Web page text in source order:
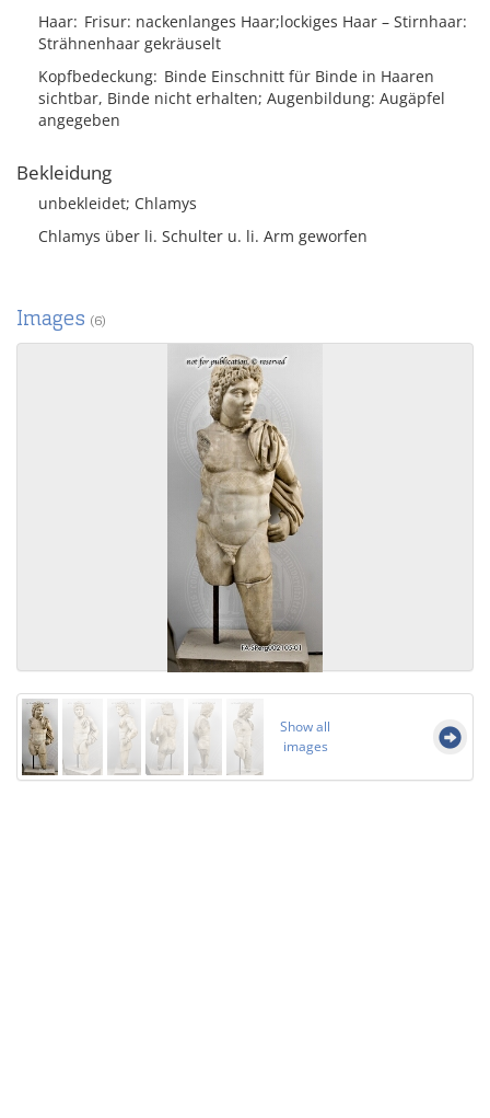
Haar Frisur nackenlanges Haar;lockiges Haar
Stirnhaar
Strähnenhaar gekräuselt
Kopfbedeckung Binde Einschnitt für Binde in Haaren
sichtbar, Binde nicht erhalten; Augenbildung: Augäpfel
angegeben
Bekleidung
unbekleidet; Chlamys
Chlamys über li. Schulter u. li. Arm geworfen
Images (6)
Show all
images